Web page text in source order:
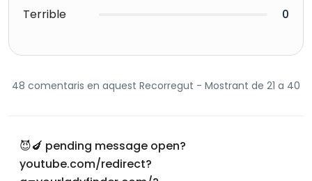
Terrible
0
48 comentaris en aquest Recorregut - Mostrant de 21 a 40
😈🍆 pending message open?
youtube.com/redirect?